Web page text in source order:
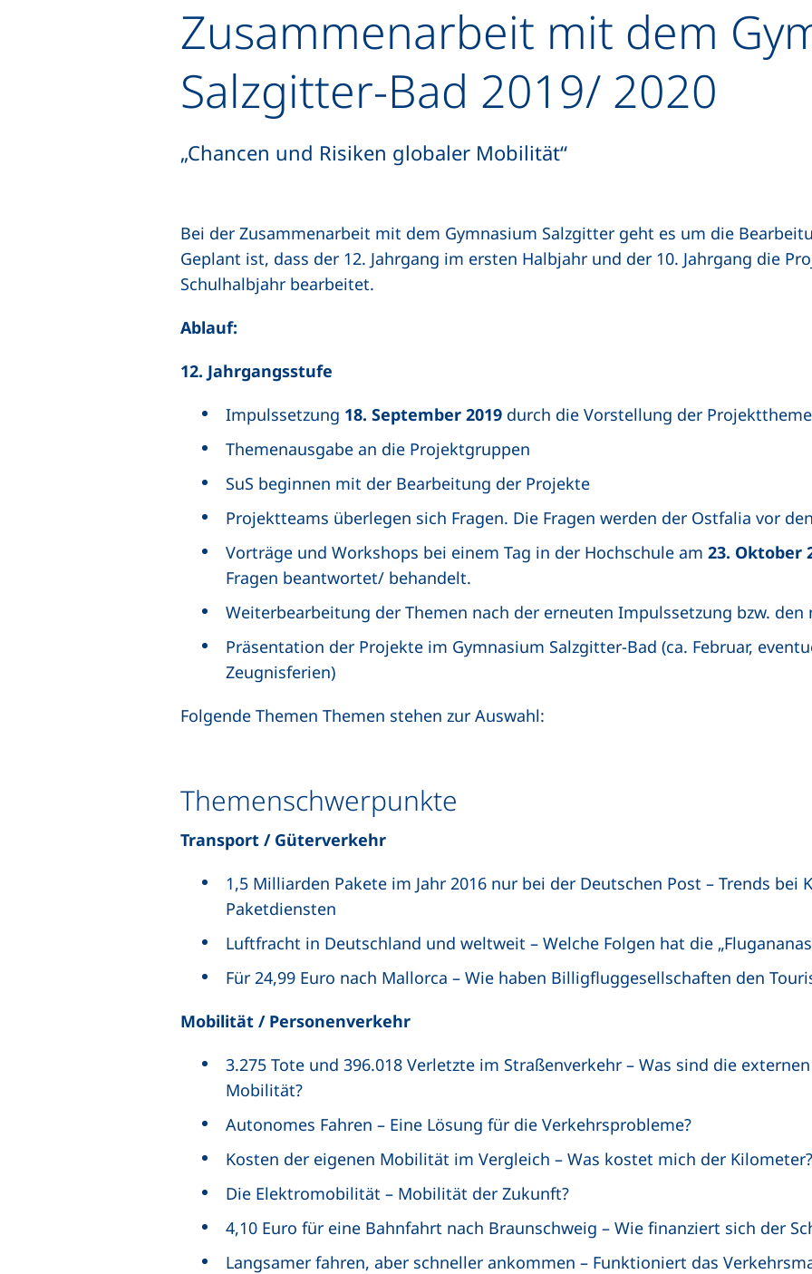
Zusammenarbeit mit dem
Salzgitter-Bad 2019/ 2020
„Chancen und Risiken globaler Mobilität“
Bei der Zusammenarbeit mit dem Gymnasium Salzgitter geht es um die
Geplant ist, dass der 12. Jahrgang im ersten Halbjahr und der 10. Jahrgang die
Schulhalbjahr bearbeitet.
Ablauf:
12. Jahrgangsstufe
Impulssetzung 18. September 2019 durch die Vorstellung der
Themenausgabe an die Projektgruppen
SuS beginnen mit der Bearbeitung der Projekte
Projektteams überlegen sich Fragen. Die Fragen werden der Ostfalia vor
Vorträge und Workshops bei einem Tag in der Hochschule am 23. Oktober
Fragen beantwortet/ behandelt.
Weiterbearbeitung der Themen nach der erneuten Impulssetzung bzw.
Präsentation der Projekte im Gymnasium Salzgitter-Bad (ca. Februar,
Zeugnisferien)
Folgende Themen Themen stehen zur Auswahl:
Themenschwerpunkte
Transport / Güterverkehr
1,5 Milliarden Pakete im Jahr 2016 nur bei der Deutschen Post – Trends bei
Paketdiensten
Luftfracht in Deutschland und weltweit – Welche Folgen hat die
Für 24,99 Euro nach Mallorca – Wie haben Billigfluggesellschaften den
Mobilität / Personenverkehr
3.275 Tote und 396.018 Verletzte im Straßenverkehr – Was sind die
Mobilität?
Autonomes Fahren – Eine Lösung für die Verkehrsprobleme?
Kosten der eigenen Mobilität im Vergleich – Was kostet mich der Kilometer?
Die Elektromobilität – Mobilität der Zukunft?
4,10 Euro für eine Bahnfahrt nach Braunschweig – Wie finanziert sich der
Langsamer fahren, aber schneller ankommen – Funktioniert das